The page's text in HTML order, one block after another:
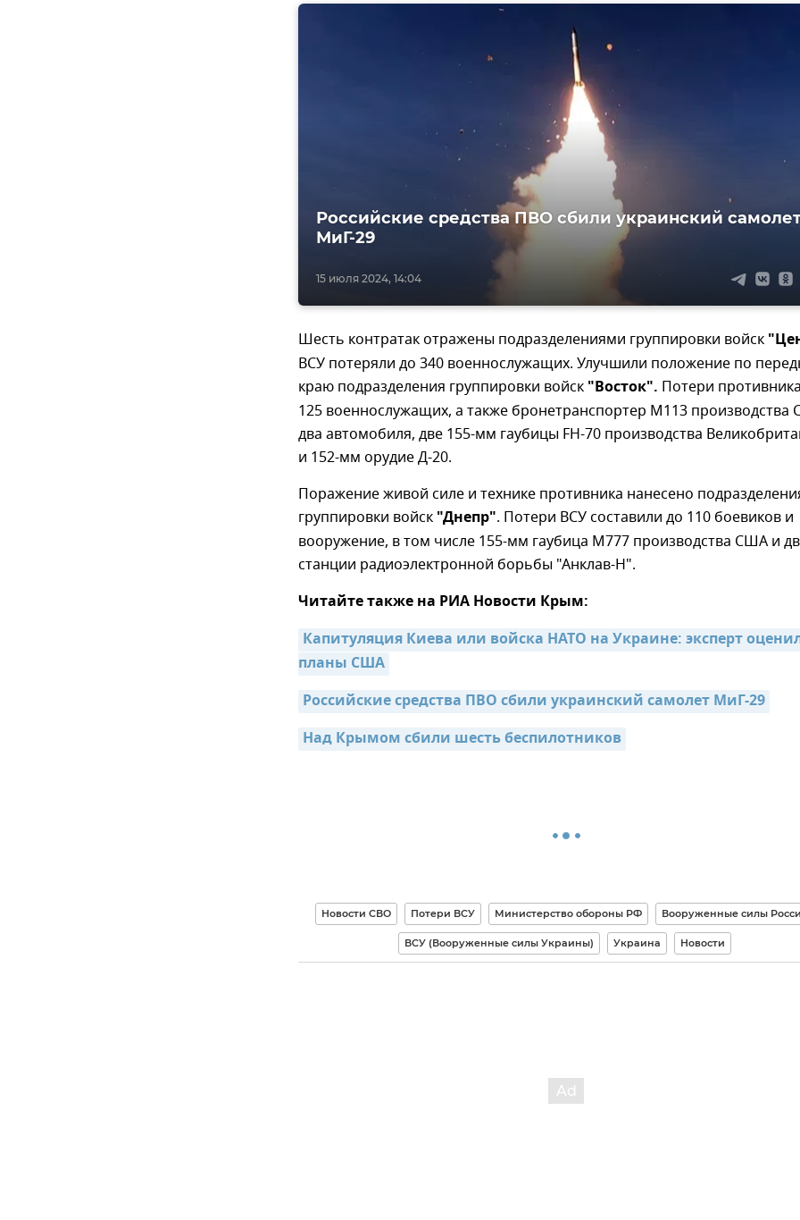
15 июля 2024, 14:04
Российские средства ПВО сбили украинский
МиГ-29
Шесть контратак отражены подразделениями группировки войск
ВСУ потеряли до 340 военнослужащих. Улучшили положение по
краю подразделения группировки войск "Восток". Потери
125 военнослужащих, а также бронетранспортер М113 производства
два автомобиля, две 155-мм гаубицы FH-70 производства
и 152-мм орудие Д-20.
Поражение живой силе и технике противника нанесено
группировки войск "Днепр". Потери ВСУ составили до 110 боевиков и
вооружение, в том числе 155-мм гаубица М777 производства США и
станции радиоэлектронной борьбы "Анклав-Н".
Читайте также на РИА Новости Крым:
Капитуляция Киева или войска НАТО на Украине: эксперт
планы США
Российские средства ПВО сбили украинский самолет МиГ-29
Над Крымом сбили шесть беспилотников
Новости СВО Потери ВСУ Министерство обороны РФ Вооруженные силы
ВСУ (Вооруженные силы Украины) Украина Новости